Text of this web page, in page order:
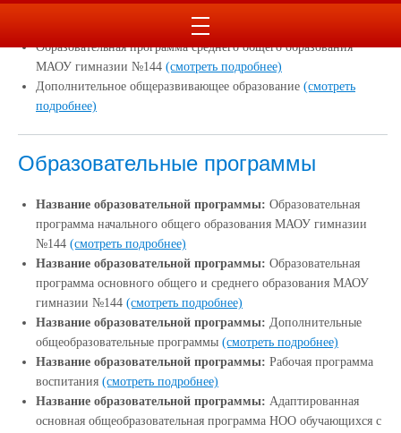
Образовательная программа основного общего образования
(смотреть подробнее)
Образовательная программа среднего общего образования
МАОУ гимназии №144 (смотреть подробнее)
Дополнительное общеразвивающее образование (смотреть
подробнее)
Образовательные программы
Название образовательной программы: Образовательная
программа начального общего образования МАОУ гимназии
№144 (смотреть подробнее)
Название образовательной программы: Образовательная
программа основного общего и среднего образования МАОУ
гимназии №144 (смотреть подробнее)
Название образовательной программы: Дополнительные
общеобразовательные программы (смотреть подробнее)
Название образовательной программы: Рабочая программа
воспитания (смотреть подробнее)
Название образовательной программы: Адаптированная
основная общеобразовательная программа НОО обучающихся с